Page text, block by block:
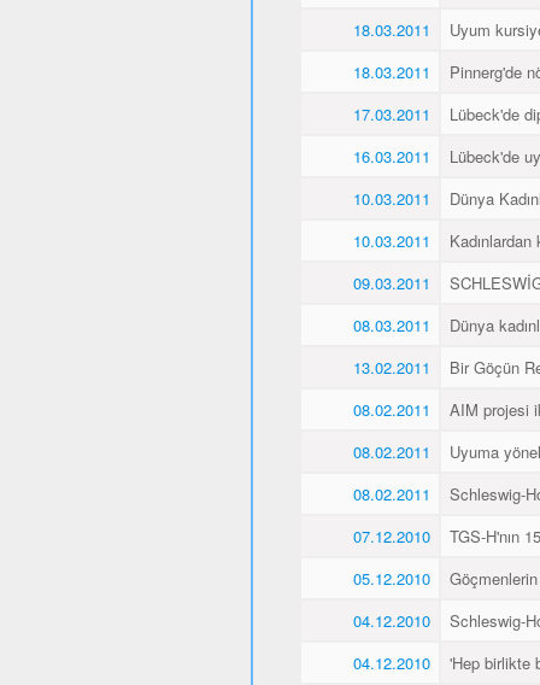
18.03.2011
Uyum
18.03.2011
Pinnerg'de
17.03.2011
Lübeck'de
16.03.2011
Lübeck'de
10.03.2011
Dünya
10.03.2011
Kadınlardan
09.03.2011
08.03.2011
Dünya
13.02.2011
Bir Göçün
08.02.2011
AIM projesi
08.02.2011
Uyuma
08.02.2011
Schleswig-
07.12.2010
TGS-H'nın
05.12.2010
04.12.2010
Schleswig-
04.12.2010
'Hep birlikte